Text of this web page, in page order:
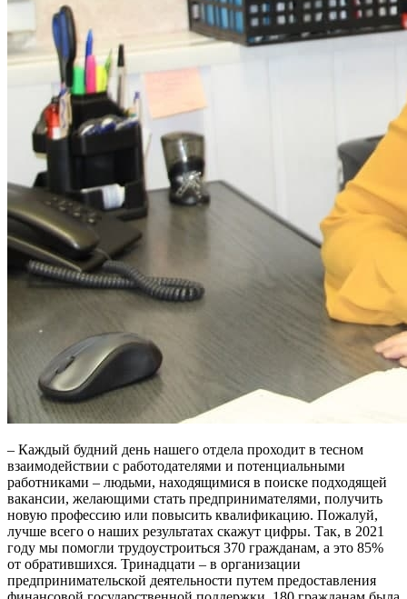
– Каждый будний день нашего отдела проходит в тесном
взаимодействии с работодателями и потенциальными
работниками – людьми, находящимися в поиске подходящей
вакансии, желающими стать предпринимателями, получить
новую профессию или повысить квалификацию. Пожалуй,
лучше всего о наших результатах скажут цифры. Так, в 2021
году мы помогли трудоустроиться 370 гражданам, а это 85%
от обратившихся. Тринадцати – в организации
предпринимательской деятельности путем предоставления